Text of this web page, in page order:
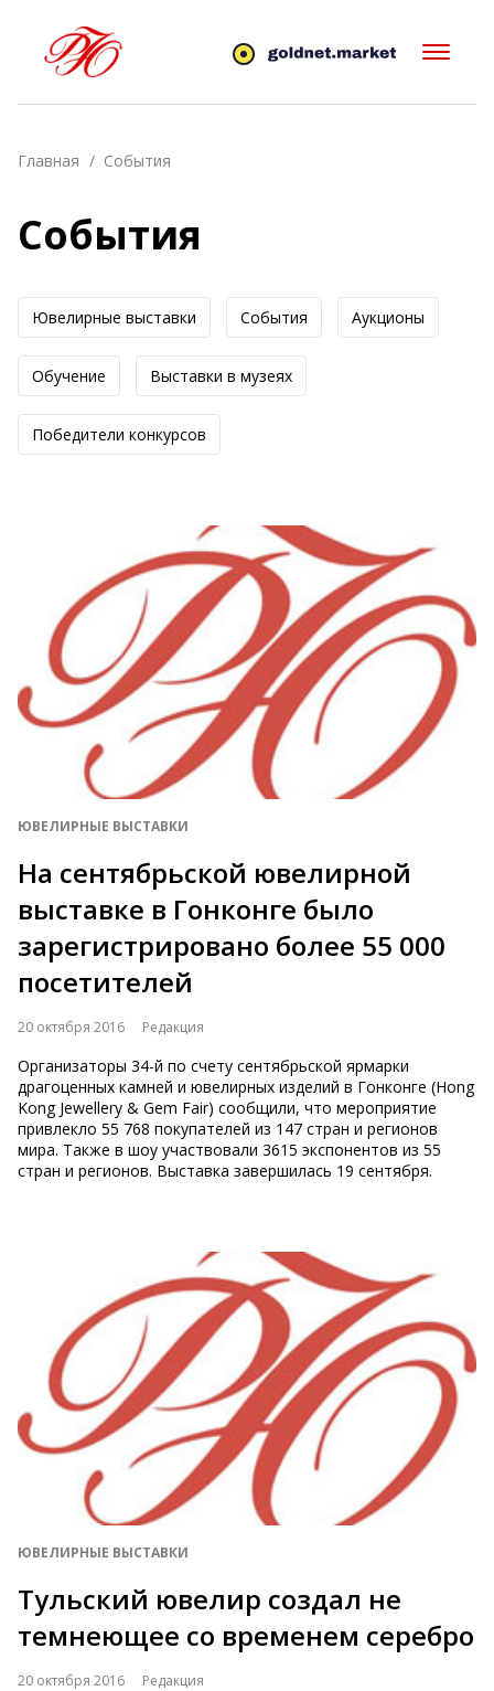
Главная События
События
Ювелирные выставки События Аукционы
Обучение Выставки в музеях
Победители конкурсов
ЮВЕЛИРНЫЕ ВЫСТАВКИ
На сентябрьской ювелирной
выставке в Гонконге было
зарегистрировано более 55 000
посетителей
20 октября 2016 Редакция
Организаторы 34-й по счету сентябрьской ярмарки
драгоценных камней и ювелирных изделий в Гонконге (Hong
Kong Jewellery & Gem Fair) сообщили, что мероприятие
привлекло 55 768 покупателей из 147 стран и регионов
мира. Также в шоу участвовали 3615 экспонентов из 55
стран и регионов. Выставка завершилась 19 сентября.
ЮВЕЛИРНЫЕ ВЫСТАВКИ
Тульский ювелир создал не
темнеющее со временем серебро
20 октября 2016 Редакция